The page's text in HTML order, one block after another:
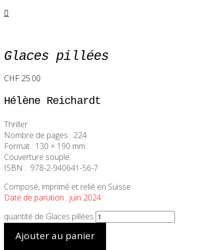
Glaces pillées
CHF 25.00
Hélène Reichardt
Thriller
Nombre de pages : 224
Format : 130 × 190 mm
Couverture souple
ISBN : 978-2-940641-56-7
Composé, imprimé et relié en Suisse
Date de parution : juin 2024
quantité de Glaces pillées
Ajouter au panier